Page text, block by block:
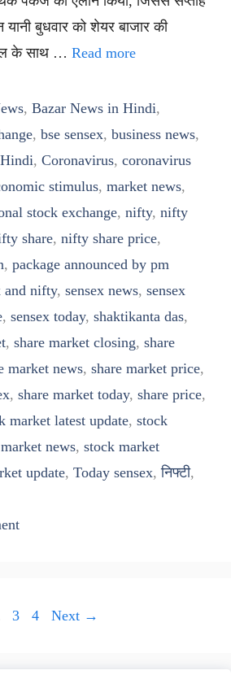
यानी बुधवार को शेयर बाजार की
के साथ … Read more
, Bazar News in Hindi,
, bse sensex, business news,
, Coronavirus, coronavirus
stimulus, market news,
stock exchange, nifty, nifty
share, nifty share price,
, package announced by pm
and nifty, sensex news, sensex
, sensex today, shaktikanta das,
, share market closing, share
market news, share market price,
, share market today, share price,
market latest update, stock
news, stock market
update, Today sensex,निफ्टी,
Page
3 Page
4 Next →